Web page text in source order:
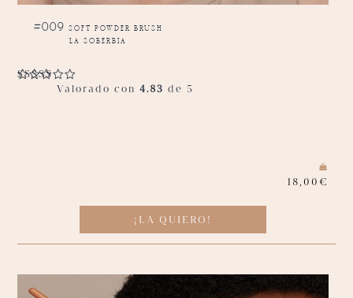
#009 soft powder brush
la soberbia
Valorado con4.83 de 5
18,00 €
¡LA QUIERO!